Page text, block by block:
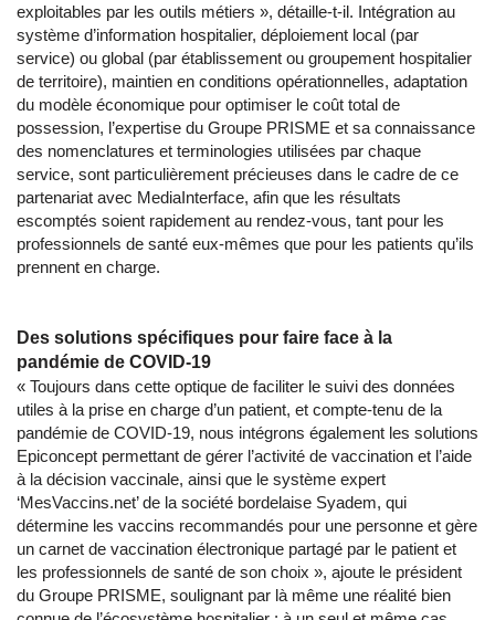
exploitables par les outils métiers », détaille-t-il. Intégration au
système d’information hospitalier, déploiement local (par
service) ou global (par établissement ou groupement hospitalier
de territoire), maintien en conditions opérationnelles, adaptation
du modèle économique pour optimiser le coût total de
possession, l’expertise du Groupe PRISME et sa connaissance
des nomenclatures et terminologies utilisées par chaque
service, sont particulièrement précieuses dans le cadre de ce
partenariat avec MediaInterface, afin que les résultats
escomptés soient rapidement au rendez-vous, tant pour les
professionnels de santé eux-mêmes que pour les patients qu’ils
prennent en charge.
Des solutions spécifiques pour faire face à la
pandémie de COVID-19
« Toujours dans cette optique de faciliter le suivi des données
utiles à la prise en charge d’un patient, et compte-tenu de la
pandémie de COVID-19, nous intégrons également les solutions
Epiconcept permettant de gérer l’activité de vaccination et l’aide
à la décision vaccinale, ainsi que le système expert
‘MesVaccins.net’ de la société bordelaise Syadem, qui
détermine les vaccins recommandés pour une personne et gère
un carnet de vaccination électronique partagé par le patient et
les professionnels de santé de son choix », ajoute le président
du Groupe PRISME, soulignant par là même une réalité bien